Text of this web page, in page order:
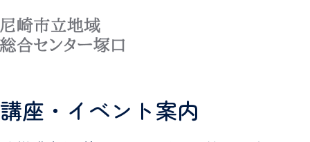
講座・イベント案内